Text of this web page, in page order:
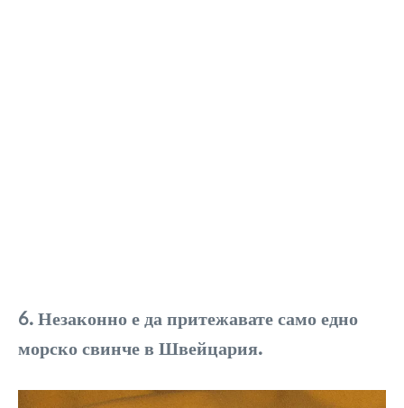
6. Незаконно е да притежавате само едно
морско свинче в Швейцария.